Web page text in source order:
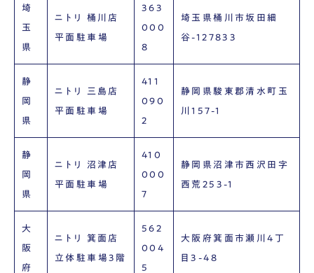
埼
玉
県
ニトリ 桶川店
平面駐車場
363
000
8
埼玉県桶川市坂田細
谷-127833
静
岡
県
ニトリ 三島店
平面駐車場
411
090
2
静岡県駿東郡清水町玉
川157-1
静
岡
県
ニトリ 沼津店
平面駐車場
410
000
7
静岡県沼津市西沢田字
西荒253-1
大
阪
府
ニトリ 箕面店
立体駐車場3階
562
004
5
大阪府箕面市瀬川4丁
目3-48